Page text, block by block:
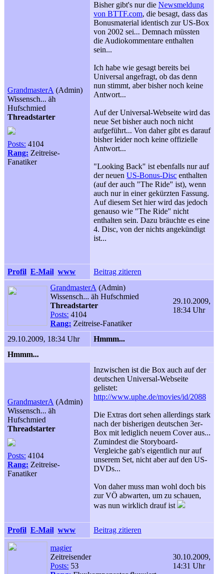
GrandmasterA (Admin)
Wissensch... äh
Hufschmied
Threadstarter
Posts: 4104
Rang: Zeitreise-
Fanatiker
Bisher gibt's nur die Newsmeldung
von BTTF.com, die besagt, dass das
Bonusmaterial identisch zur US-Box
von 2002 sei... Demnach müssten
die Audiokommentare enthalten
sein...
Ich habe wie gesagt bereits bei
Universal angefragt, ob das denn
nun stimmt, aber bisher noch keine
Antwort...
Auf der Universal-Webseite wird das
neue Set bisher auch noch nicht
aufgeführt... Von daher gibt es darauf
bisher leider noch keine offizielle
Antwort...
"Looking Back" ist ebenfalls nur auf
der neuen US-Bonus-Disc enthalten
(auf der auch "The Ride" ist), wenn
auch nur in einer gekürzten Fassung.
Auf diesem Set hier wird das jedoch
genauso wie "The Ride" nicht
enthalten sein. Dazu bräuchte es eine
4. Disc, von der nichts angekündigt
ist...
Profil E-Mail www
Beitrag zitieren
GrandmasterA (Admin)
Wissensch... äh Hufschmied
Threadstarter
Posts: 4104
Rang: Zeitreise-Fanatiker
29.10.2009,
18:34 Uhr
29.10.2009, 18:34 Uhr
Hmmm...
Hmmm...
GrandmasterA (Admin)
Wissensch... äh
Hufschmied
Threadstarter
Posts: 4104
Rang: Zeitreise-
Fanatiker
Inzwischen ist die Box auch auf der
deutschen Universal-Webseite
gelistet:
http://www.uphe.de/movies/id/2088
Die Extras dort sehen allerdings stark
nach der bisherigen deutschen 3er-
Box mit lediglich neuem Cover aus...
Zumindest die Storyboard-
Vergleiche gab's eigentlich nur auf
unserem Set, nicht aber auf den US-
DVDs...
Von daher muss man wohl doch bis
zur VÖ abwarten, um zu schauen,
was nun wirklich drauf ist
Profil E-Mail www Beitrag zitieren
magier
Zeitreisender
Posts: 53
30.10.2009,
14:31 Uhr